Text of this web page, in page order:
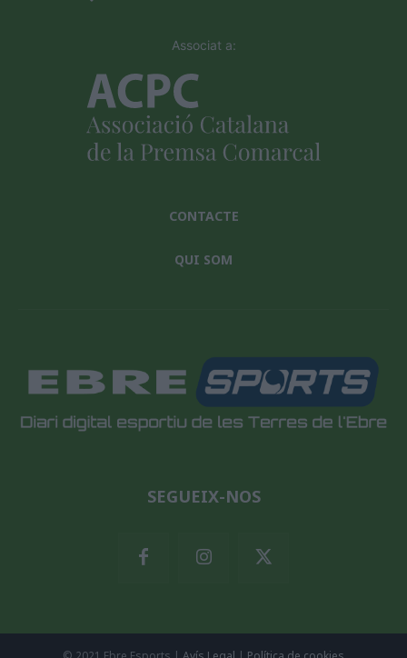
Associat a:
CONTACTE
QUI SOM
SEGUEIX-NOS